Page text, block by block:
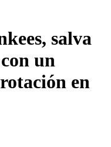
salva
un
en